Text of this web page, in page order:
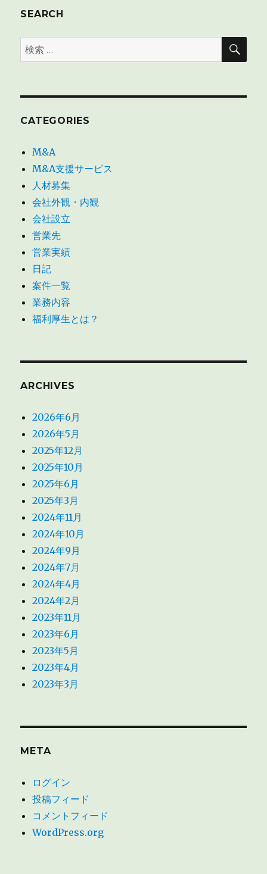
SEARCH
検
索:
検
CATEGORIES
M&A
M&A支援サービス
人材募集
会社外観・内観
会社設立
営業先
営業実績
日記
案件一覧
業務内容
福利厚生とは？
ARCHIVES
2026年6月
2026年5月
2025年12月
2025年10月
2025年6月
2025年3月
2024年11月
2024年10月
2024年9月
2024年7月
2024年4月
2024年2月
2023年11月
2023年6月
2023年5月
2023年4月
2023年3月
META
ログイン
投稿フィード
コメントフィード
WordPress.org